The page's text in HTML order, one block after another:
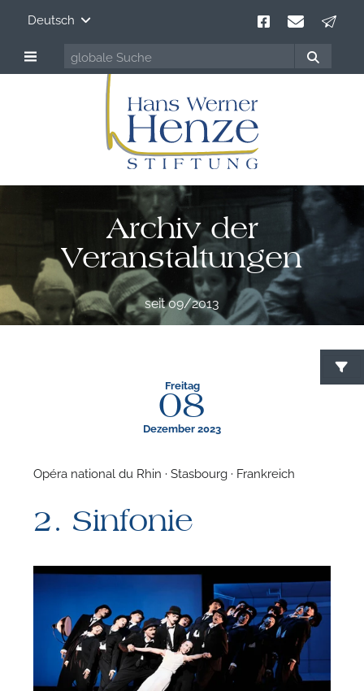
Deutsch
Archiv der
Veranstaltungen
seit 09/2013
Freitag
08
Dezember 2023
Opéra national du Rhin · Stasbourg · Frankreich
2. Sinfonie